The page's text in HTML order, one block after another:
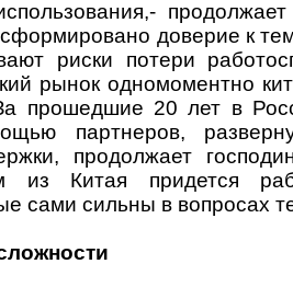
доверие к
риски потери
рынок одномоментно
прошедшие 20 лет в
партнеров,
продолжает
из Китая придется
сами сильны в вопросах